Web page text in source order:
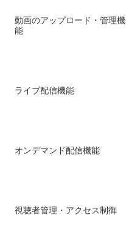
動画のアップロード・管理機
能
ライブ配信機能
オンデマンド配信機能
視聴者管理・アクセス制御